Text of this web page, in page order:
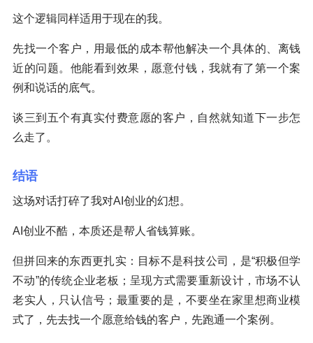
这个逻辑同样适用于现在的我。
先找一个客户，用最低的成本帮他解决一个具体的、离钱
近的问题。他能看到效果，愿意付钱，我就有了第一个案
例和说话的底气。
谈三到五个有真实付费意愿的客户，自然就知道下一步怎
么走了。
结语
这场对话打碎了我对AI创业的幻想。
AI创业不酷，本质还是帮人省钱算账。
但拼回来的东西更扎实：目标不是科技公司，是“积极但学
不动”的传统企业老板；呈现方式需要重新设计，市场不认
老实人，只认信号；最重要的是，不要坐在家里想商业模
式了，先去找一个愿意给钱的客户，先跑通一个案例。